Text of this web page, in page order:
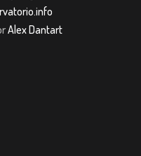
Alex Dantart